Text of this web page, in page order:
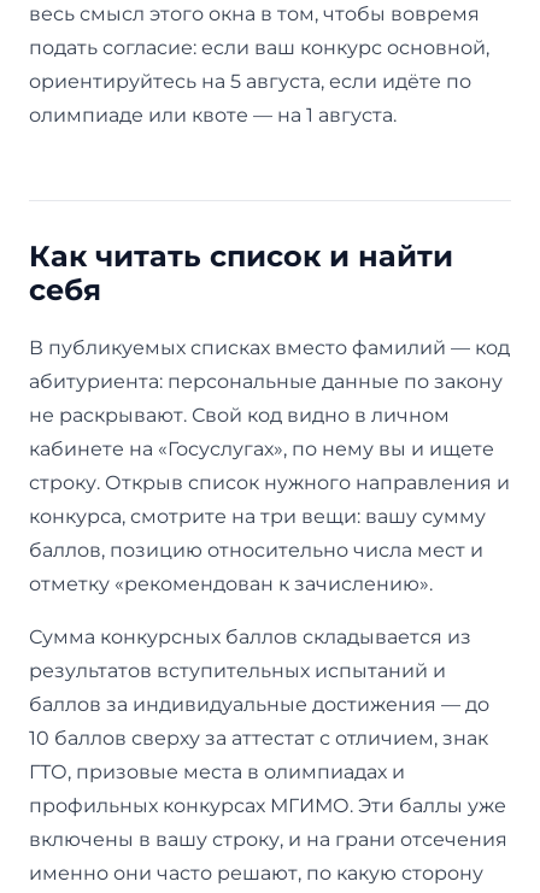
весь смысл этого окна в том, чтобы вовремя
подать согласие: если ваш конкурс основной,
ориентируйтесь на 5 августа, если идёте по
олимпиаде или квоте — на 1 августа.
Как читать список и найти
себя
В публикуемых списках вместо фамилий — код
абитуриента: персональные данные по закону
не раскрывают. Свой код видно в личном
кабинете на «Госуслугах», по нему вы и ищете
строку. Открыв список нужного направления и
конкурса, смотрите на три вещи: вашу сумму
баллов, позицию относительно числа мест и
отметку «рекомендован к зачислению».
Сумма конкурсных баллов складывается из
результатов вступительных испытаний и
баллов за индивидуальные достижения — до
10 баллов сверху за аттестат с отличием, знак
ГТО, призовые места в олимпиадах и
профильных конкурсах МГИМО. Эти баллы уже
включены в вашу строку, и на грани отсечения
именно они часто решают, по какую сторону